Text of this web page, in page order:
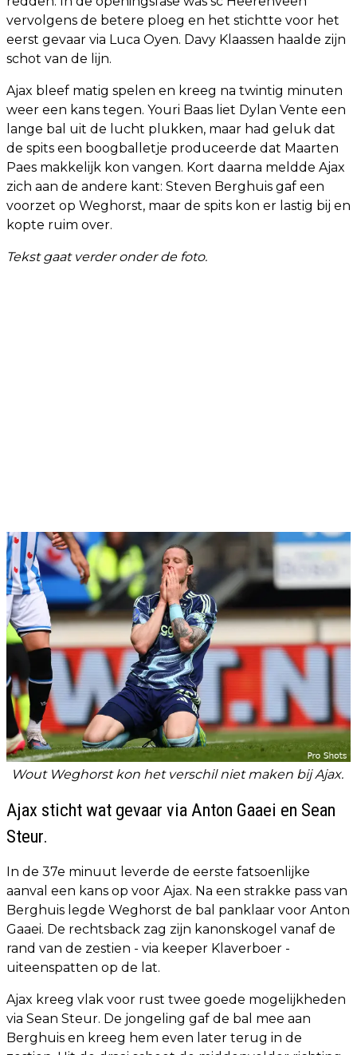
vervolgens de betere ploeg en het stichtte voor het
eerst gevaar via Luca Oyen. Davy Klaassen haalde zijn
schot van de lijn.
Ajax bleef matig spelen en kreeg na twintig minuten
weer een kans tegen. Youri Baas liet Dylan Vente een
lange bal uit de lucht plukken, maar had geluk dat
de spits een boogballetje produceerde dat Maarten
Paes makkelijk kon vangen. Kort daarna meldde Ajax
zich aan de andere kant: Steven Berghuis gaf een
voorzet op Weghorst, maar de spits kon er lastig bij en
kopte ruim over.
Tekst gaat verder onder de foto.
Wout Weghorst kon het verschil niet maken bij Ajax.
Ajax sticht wat gevaar via Anton Gaaei en Sean
Steur.
In de 37e minuut leverde de eerste fatsoenlijke
aanval een kans op voor Ajax. Na een strakke pass van
Berghuis legde Weghorst de bal panklaar voor Anton
Gaaei. De rechtsback zag zijn kanonskogel vanaf de
rand van de zestien - via keeper Klaverboer -
uiteenspatten op de lat.
Ajax kreeg vlak voor rust twee goede mogelijkheden
via Sean Steur. De jongeling gaf de bal mee aan
Berghuis en kreeg hem even later terug in de